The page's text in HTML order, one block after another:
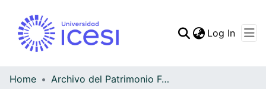
Log In
Home
Archivo del Patrimonio Fotográfico y Fílmico del Valle del Cauca